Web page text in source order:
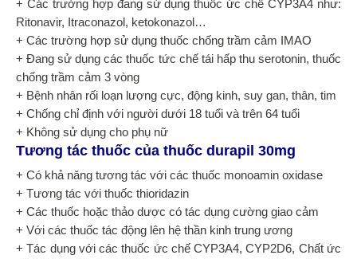
+ Các trường hợp đang sử dụng thuốc ức chế CYP3A4 như:
Ritonavir, Itraconazol, ketokonazol…
+ Các trường hợp sử dụng thuốc chống trầm cảm IMAO
+ Đang sử dụng các thuốc tức chế tái hấp thu serotonin, thuốc
chống trầm cảm 3 vòng
+ Bệnh nhân rối loạn lượng cực, động kinh, suy gan, thân, tim
+ Chống chỉ định với người dưới 18 tuổi và trên 64 tuổi
+ Không sử dụng cho phụ nữ
Tương tác thuốc của thuốc durapil 30mg
+ Có khả năng tương tác với các thuốc monoamin oxidase
+ Tương tác với thuốc thioridazin
+ Các thuốc hoặc thảo dược có tác dụng cường giao cảm
+ Với các thuốc tác động lên hệ thần kinh trung ương
+ Tác dụng với các thuốc ức chế CYP3A4, CYP2D6, Chất ức